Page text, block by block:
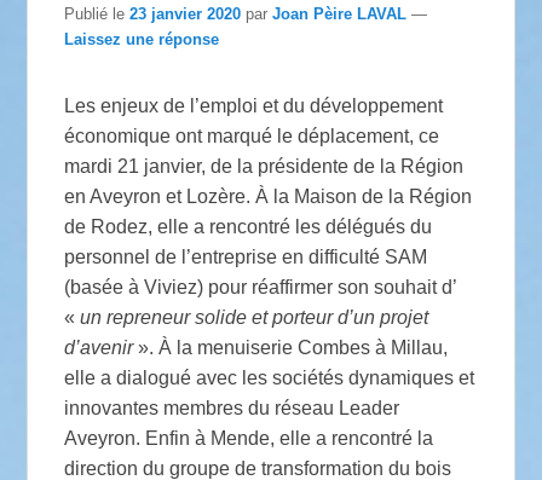
Publié le23 janvier 2020 parJoan Pèire LAVAL —
Laissez une réponse
Les enjeux de l’emploi et du développement
économique ont marqué le déplacement, ce
mardi 21 janvier, de la présidente de la Région
en Aveyron et Lozère. À la Maison de la Région
de Rodez, elle a rencontré les délégués du
personnel de l’entreprise en difficulté SAM
(basée à Viviez) pour réaffirmer son souhait d’
«un repreneur solide et porteur d’un projet
d’avenir». À la menuiserie Combes à Millau,
elle a dialogué avec les sociétés dynamiques et
innovantes membres du réseau Leader
Aveyron. Enfin à Mende, elle a rencontré la
direction du groupe de transformation du bois